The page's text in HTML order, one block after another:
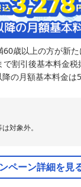
60歳以上の方が新
で割引後基本料金
の月額基本料金は
対象外。
ペーン詳細を見